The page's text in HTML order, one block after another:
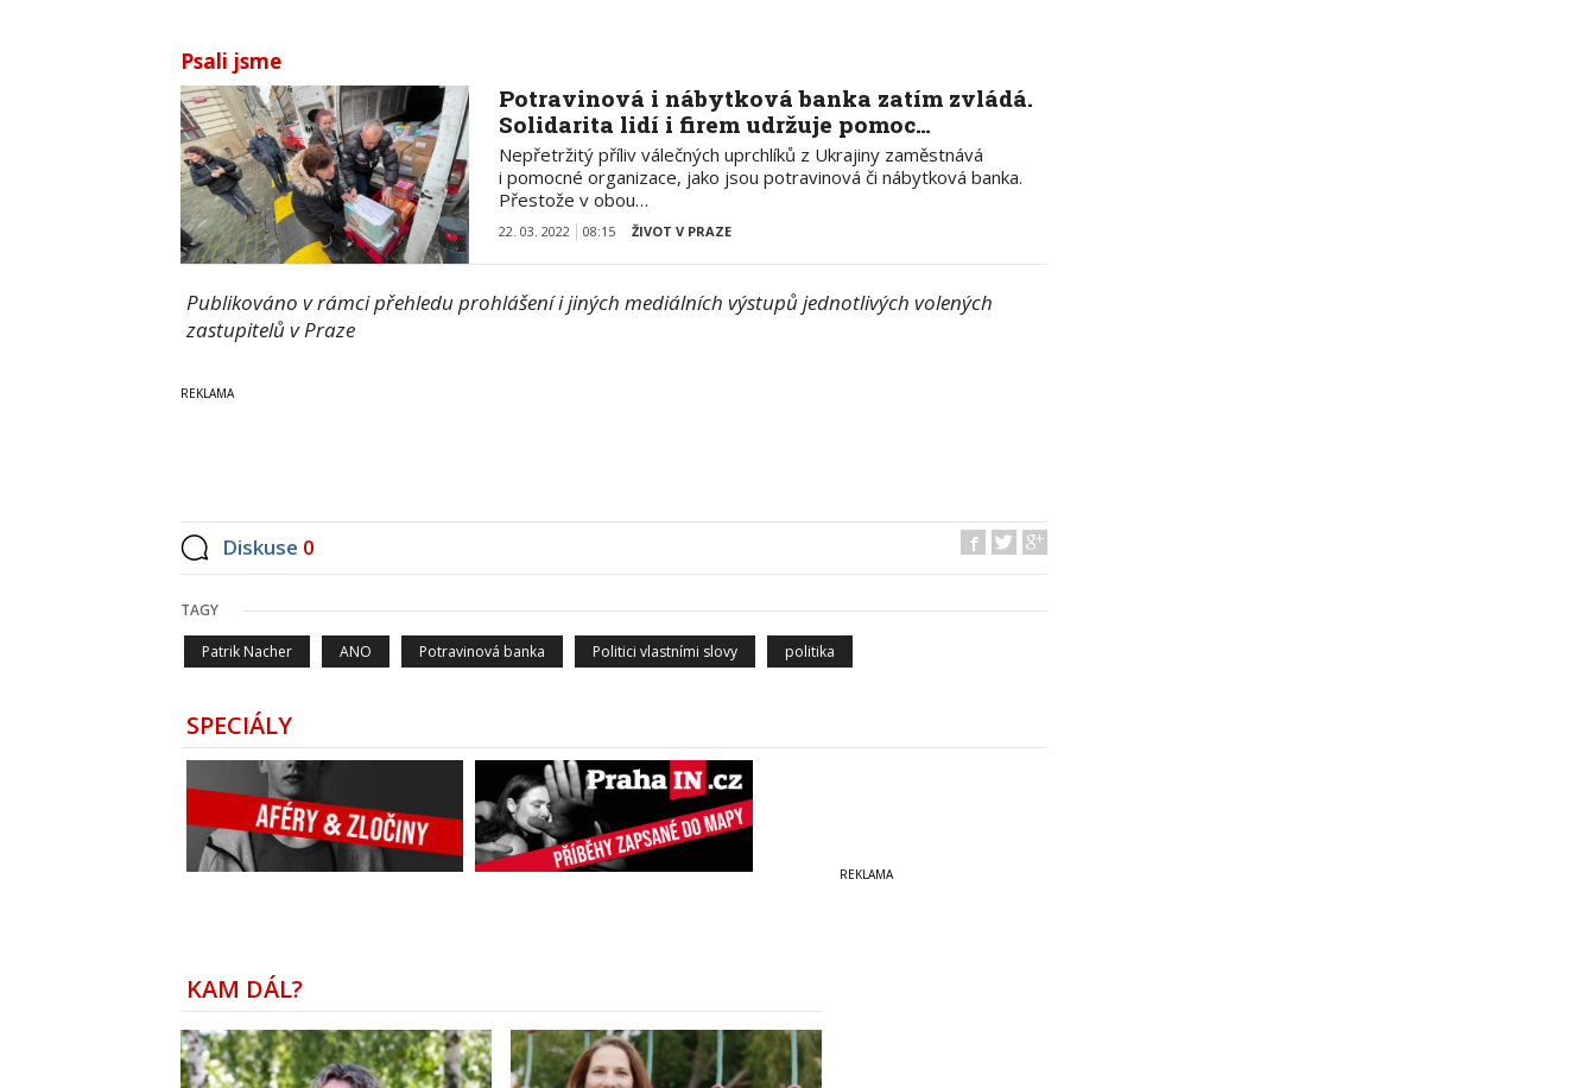
Psali jsme
Potravinová i nábytková banka zatím zvládá.
Solidarita lidí i firem udržuje pomoc…
Nepřetržitý příliv válečných uprchlíků z Ukrajiny zaměstnává
i pomocné organizace, jako jsou potravinová či nábytková banka.
Přestože v obou…
22. 03. 2022 08:15 ŽIVOT V PRAZE
Publikováno v rámci přehledu prohlášení i jiných mediálních výstupů jednotlivých volených
zastupitelů v Praze
Diskuse 0
TAGY
Patrik Nacher ANO Potravinová banka Politici vlastními slovy politika
SPECIÁLY
KAM DÁL?